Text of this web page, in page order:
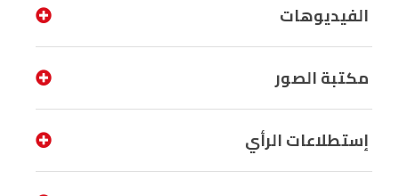
الفيديوهات
مكتبة الصور
إستطلاعات الرأي